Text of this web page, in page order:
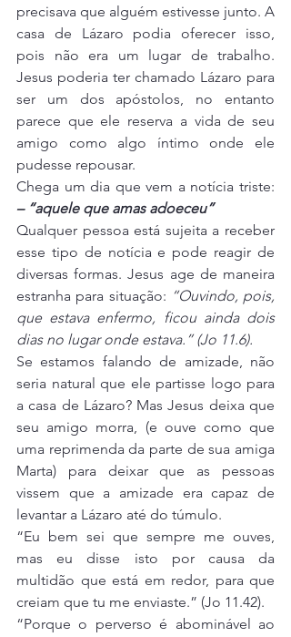
precisava que alguém estivesse junto. A
casa de Lázaro podia oferecer isso,
pois não era um lugar de trabalho.
Jesus poderia ter chamado Lázaro para
ser um dos apóstolos, no entanto
parece que ele reserva a vida de seu
amigo como algo íntimo onde ele
pudesse repousar.
– “aquele que amas adoeceu”
Qualquer pessoa está sujeita a receber
esse tipo de notícia e pode reagir de
diversas formas. Jesus age de maneira
estranha para situação: “Ouvindo, pois,
que estava enfermo, ficou ainda dois
dias no lugar onde estava.” (Jo 11.6).
Se estamos falando de amizade, não
seria natural que ele partisse logo para
a casa de Lázaro? Mas Jesus deixa que
seu amigo morra, (e ouve como que
uma reprimenda da parte de sua amiga
Marta) para deixar que as pessoas
vissem que a amizade era capaz de
levantar a Lázaro até do túmulo.
“Eu bem sei que sempre me ouves,
mas eu disse isto por causa da
multidão que está em redor, para que
creiam que tu me enviaste.” (Jo 11.42).
“Porque o perverso é abominável ao